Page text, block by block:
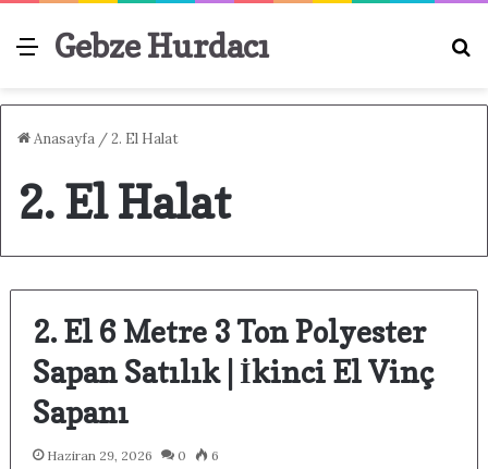
Menü
Gebze Hurdacı
Anasayfa /2. El Halat
2. El Halat
2. El 6 Metre 3 Ton Polyester
Sapan Satılık | İkinci El Vinç
Sapanı
Haziran 29, 2026 0 6